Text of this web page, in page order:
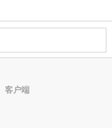
客户端